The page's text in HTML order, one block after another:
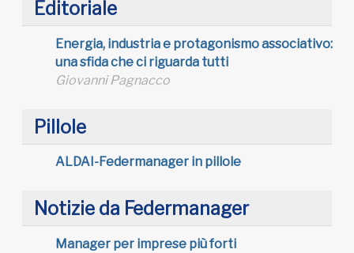
Editoriale
Energia, industria e protagonismo associativo:
una sfida che ci riguarda tutti
Giovanni Pagnacco
Pillole
ALDAI-Federmanager in pillole
Notizie da Federmanager
Manager per imprese più forti